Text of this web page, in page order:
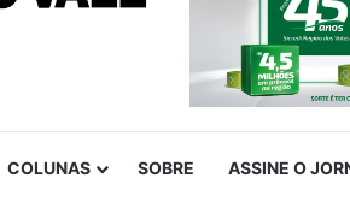
COLUNAS SOBRE ASSINE O